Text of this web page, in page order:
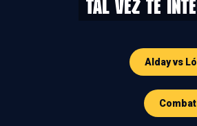
Tal vez te
Alday vs